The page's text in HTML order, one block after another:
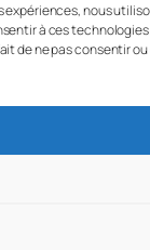
expériences, nous
à ces
de ne pas consentir